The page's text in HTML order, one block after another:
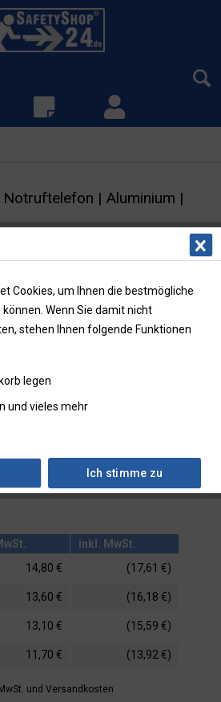
| Aluminium |
ASR/ISO | langnachleuchtend
inkl. MwSt.
14,80 € (17,61 €)
13,60 € (16,18 €)
13,10 € (15,59 €)
11,70 € (13,92 €)
und Versandkosten
Cookies, um Ihnen die bestmögliche
Wenn Sie damit nicht
stehen Ihnen folgende Funktionen
legen
und vieles mehr
Ich stimme zu